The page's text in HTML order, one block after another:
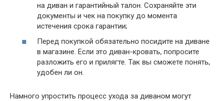
на диван и гарантийный талон. Сохраняйте эти
документы и чек на покупку до момента
истечения срока гарантии;
Перед покупкой обязательно посидите на диване
в магазине. Если это диван-кровать, попросите
разложить его и прилягте. Так вы сможете понять,
удобен ли он.
Намного упростить процесс ухода за диваном могут